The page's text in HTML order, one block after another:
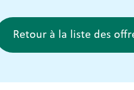
Retour à la liste des